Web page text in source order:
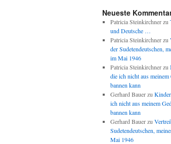
Neueste
Patricia Steinkirchnerzu
und Deutsche …
Patricia Steinkirchnerzu
der Sudetendeutschen,
im Mai 1946
Patricia Steinkirchnerzu
die ich nicht aus meinem
bannen kann
Gerhard Bauerzu
ich nicht aus meinem
bannen kann
Gerhard Bauerzu
Sudetendeutschen,
Mai 1946